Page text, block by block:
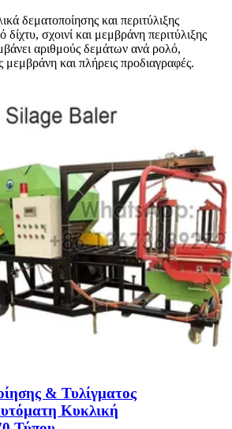
δεματοποίησης και περιτύλιξης
σχοινί και μεμβράνη περιτύλιξης
αριθμούς δεμάτων ανά ρολό,
μεμβράνη και πλήρεις προδιαγραφές.
& Τυλίγματος
Κυκλική